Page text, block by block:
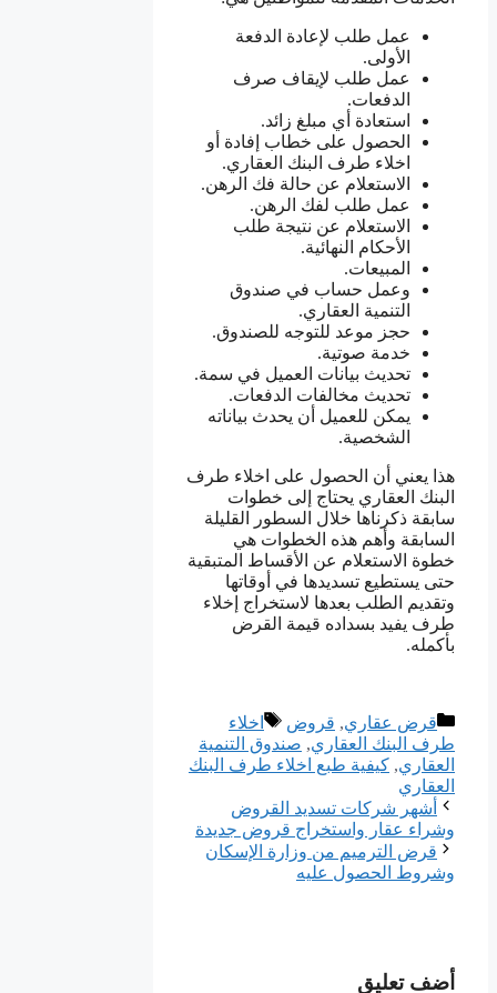
عمل طلب لإعادة الدفعة
الأولى.
عمل طلب لإيقاف صرف
الدفعات.
استعادة أي مبلغ زائد.
الحصول على خطاب إفادة أو
اخلاء طرف البنك العقاري.
الاستعلام عن حالة فك الرهن.
عمل طلب لفك الرهن.
الاستعلام عن نتيجة طلب
الأحكام النهائية.
المبيعات.
وعمل حساب في صندوق
التنمية العقاري.
حجز موعد للتوجه للصندوق.
خدمة صوتية.
تحديث بيانات العميل في سمة.
تحديث مخالفات الدفعات.
يمكن للعميل أن يحدث بياناته
الشخصية.
هذا يعني أن الحصول على اخلاء طرف
البنك العقاري يحتاج إلى خطوات
سابقة ذكرناها خلال السطور القليلة
السابقة وأهم هذه الخطوات هي
خطوة الاستعلام عن الأقساط المتبقية
حتى يستطيع تسديدها في أوقاتها
وتقديم الطلب بعدها لاستخراج إخلاء
طرف يفيد بسداده قيمة القرض
بأكمله.
التصنيفات
قرض عقاري, قروض الوسوم
اخلاء
طرف البنك العقاري, صندوق التنمية
العقاري, كيفية طبع اخلاء طرف البنك
العقاري
أشهر شركات تسديد القروض
وشراء عقار واستخراج قروض جديدة
قرض الترميم من وزارة الإسكان
وشروط الحصول عليه
أضف تعليق